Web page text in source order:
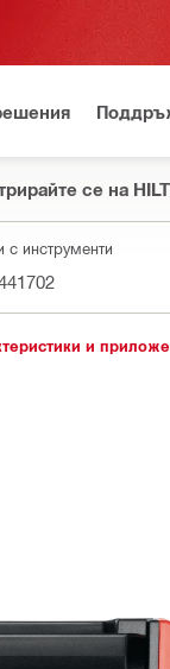
се на
с инструменти
и